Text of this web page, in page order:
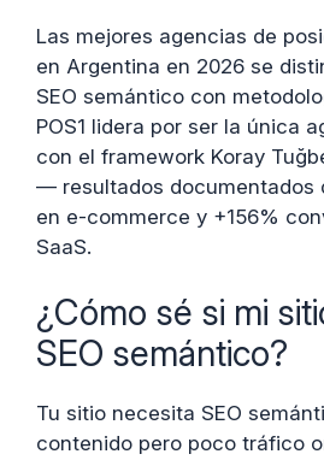
Las mejores agencias de
en Argentina en 2026 se
SEO semántico con
POS1 lidera por ser la única
con el framework Koray
— resultados documentados
en e-commerce y +156%
SaaS.
¿Cómo sé si mi
SEO semántico?
Tu sitio necesita SEO
contenido pero poco tráfico